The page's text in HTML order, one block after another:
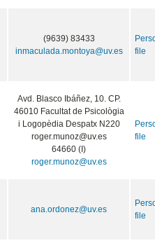
(9639) 83433
inmaculada.montoya@uv.es
file
Avd. Blasco Ibáñez, 10. CP.
46010 Facultat de Psicològia
i Logopèdia Despatx N220
roger.munoz@uv.es
64660 (I)
roger.munoz@uv.es
file
ana.ordonez@uv.es
file